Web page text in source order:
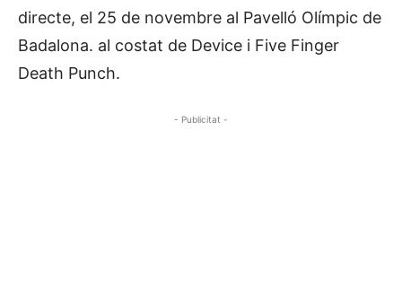
directe, el 25 de novembre al Pavelló Olímpic de
Badalona. al costat de Device i Five Finger
Death Punch.
- Publicitat -